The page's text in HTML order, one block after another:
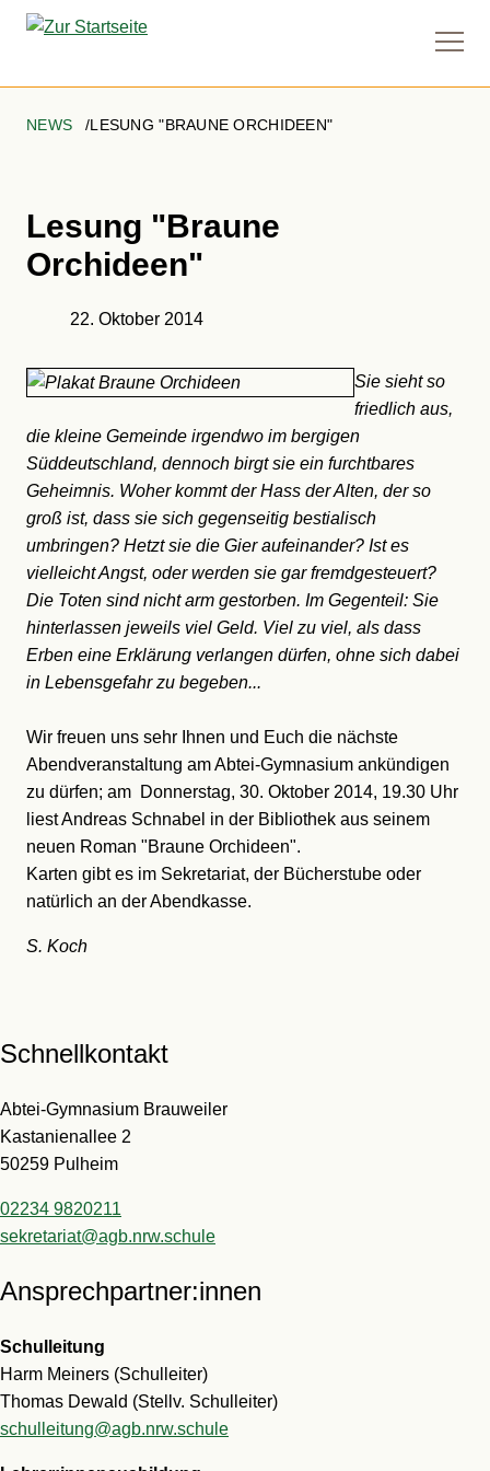
NEWS LESUNG "BRAUNE ORCHIDEEN"
Lesung "Braune
Orchideen"
Details22. Oktober 2014
Sie sieht so
friedlich aus,
die kleine Gemeinde irgendwo im bergigen
Süddeutschland, dennoch birgt sie ein furchtbares
Geheimnis. Woher kommt der Hass der Alten, der so
groß ist, dass sie sich gegenseitig bestialisch
umbringen? Hetzt sie die Gier aufeinander? Ist es
vielleicht Angst, oder werden sie gar fremdgesteuert?
Die Toten sind nicht arm gestorben. Im Gegenteil: Sie
hinterlassen jeweils viel Geld. Viel zu viel, als dass
Erben eine Erklärung verlangen dürfen, ohne sich dabei
in Lebensgefahr zu begeben...
Wir freuen uns sehr Ihnen und Euch die nächste
Abendveranstaltung am Abtei-Gymnasium ankündigen
zu dürfen; am Donnerstag, 30. Oktober 2014, 19.30 Uhr
liest Andreas Schnabel in der Bibliothek aus seinem
neuen Roman "Braune Orchideen".
Karten gibt es im Sekretariat, der Bücherstube oder
natürlich an der Abendkasse.
S. Koch
Schnellkontakt
Abtei-Gymnasium Brauweiler
Kastanienallee 2
50259 Pulheim
02234 9820211
sekretariat@agb.nrw.schule
Ansprechpartner:innen
Schulleitung
Harm Meiners (Schulleiter)
Thomas Dewald (Stellv. Schulleiter)
schulleitung@agb.nrw.schule